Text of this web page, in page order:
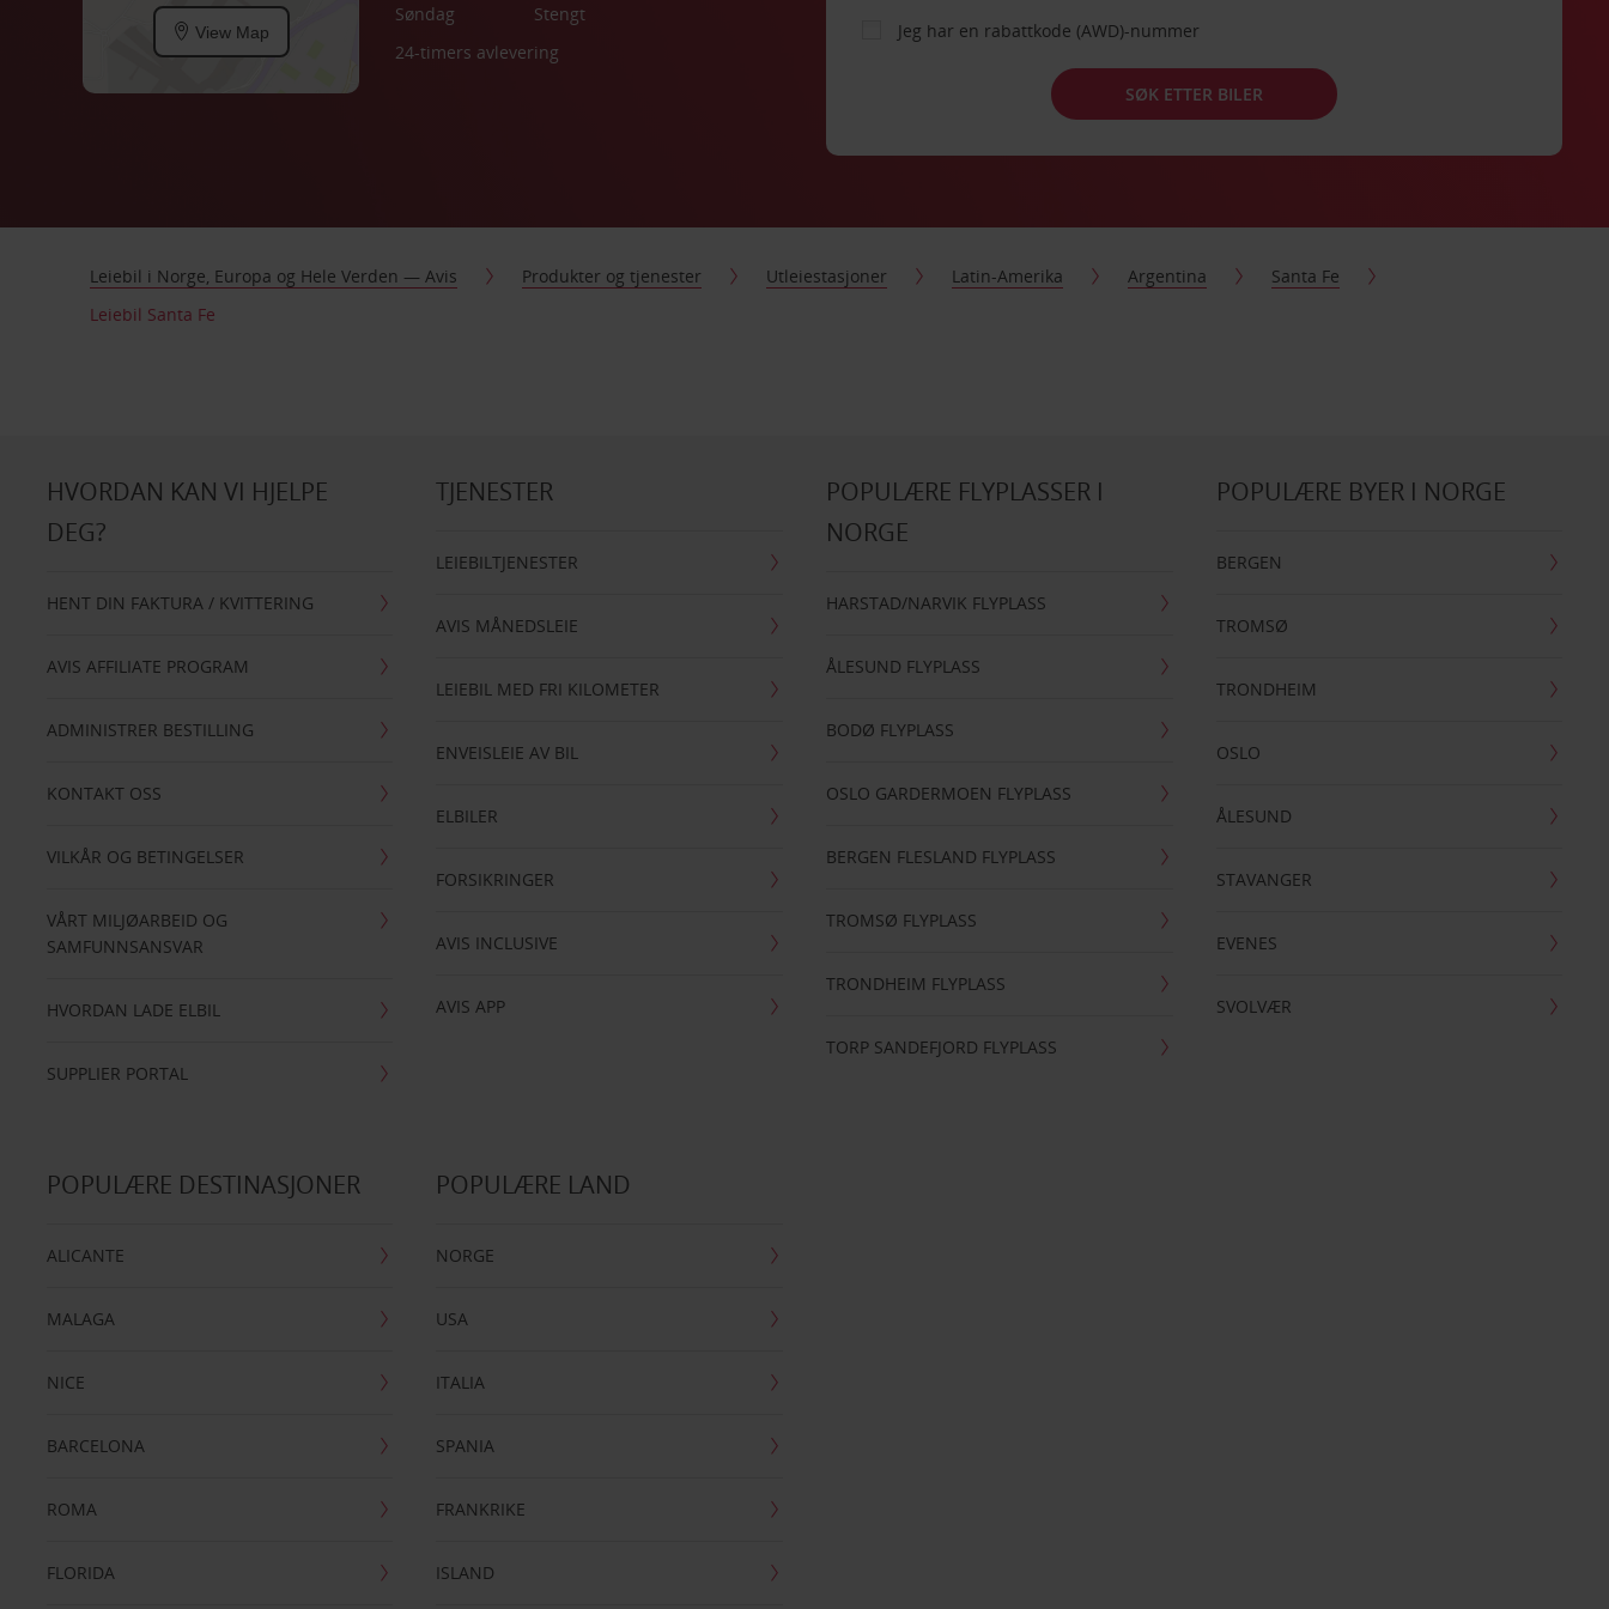
View Map
Søndag
Stengt
24-timers avlevering
Jeg har en rabattkode (AWD)-nummer
SØK ETTER BILER
Leiebil i Norge, Europa og Hele Verden — Avis Produkter og tjenester Utleiestasjoner Latin-Amerika Argentina
Santa Fe
Leiebil Santa Fe
HVORDAN KAN VI HJELPE
DEG?
HENT DIN FAKTURA / KVITTERING
AVIS AFFILIATE PROGRAM
ADMINISTRER BESTILLING
KONTAKT OSS
VILKÅR OG BETINGELSER
VÅRT MILJØARBEID OG
SAMFUNNSANSVAR
HVORDAN LADE ELBIL
SUPPLIER PORTAL
TJENESTER
LEIEBILTJENESTER
AVIS MÅNEDSLEIE
LEIEBIL MED FRI KILOMETER
ENVEISLEIE AV BIL
ELBILER
FORSIKRINGER
AVIS INCLUSIVE
AVIS APP
POPULÆRE FLYPLASSER I
NORGE
HARSTAD/NARVIK FLYPLASS
ÅLESUND FLYPLASS
BODØ FLYPLASS
OSLO GARDERMOEN FLYPLASS
BERGEN FLESLAND FLYPLASS
TROMSØ FLYPLASS
TRONDHEIM FLYPLASS
TORP SANDEFJORD FLYPLASS
POPULÆRE BYER I NORGE
BERGEN
TROMSØ
TRONDHEIM
OSLO
ÅLESUND
STAVANGER
EVENES
SVOLVÆR
POPULÆRE DESTINASJONER
ALICANTE
MALAGA
NICE
BARCELONA
ROMA
FLORIDA
POPULÆRE LAND
NORGE
USA
ITALIA
SPANIA
FRANKRIKE
ISLAND